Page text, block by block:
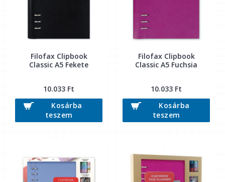
Filofax Clipbook
Classic A5 Fekete
10.033 Ft
Kosárba
teszem
Filofax Clipbook
Classic A5 Fuchsia
10.033 Ft
Kosárba
teszem